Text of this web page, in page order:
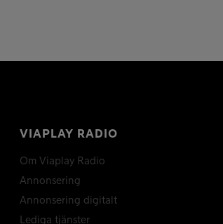
VIAPLAY RADIO
Om Viaplay Radio
Annonsering
Annonsering digitalt
Lediga tjänster